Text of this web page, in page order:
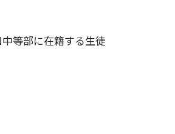
等部に在籍する生徒